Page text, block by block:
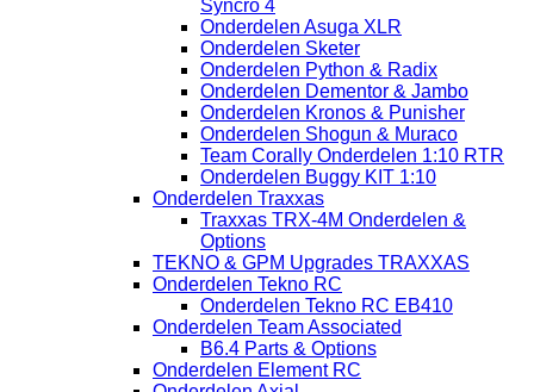
Syncro 4
Onderdelen Asuga XLR
Onderdelen Sketer
Onderdelen Python & Radix
Onderdelen Dementor & Jambo
Onderdelen Kronos & Punisher
Onderdelen Shogun & Muraco
Team Corally Onderdelen 1:10 RTR
Onderdelen Buggy KIT 1:10
Onderdelen Traxxas
Traxxas TRX-4M Onderdelen &
Options
TEKNO & GPM Upgrades TRAXXAS
Onderdelen Tekno RC
Onderdelen Tekno RC EB410
Onderdelen Team Associated
B6.4 Parts & Options
Onderdelen Element RC